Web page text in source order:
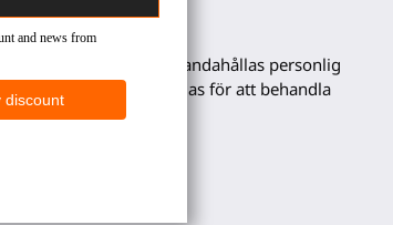
ProTubeVR att tillhandahållas personlig
endast att användas för att behandla
och köphistoriken.